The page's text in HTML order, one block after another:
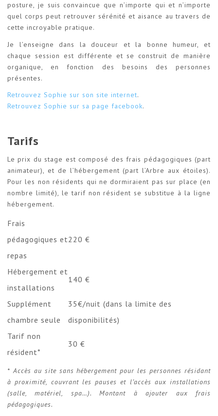
posture, je suis convaincue que n’importe qui et n’importe
quel corps peut retrouver sérénité et aisance au travers de
cette incroyable pratique.
Je l’enseigne dans la douceur et la bonne humeur, et
chaque session est différente et se construit de manière
organique, en fonction des besoins des personnes
présentes.
Retrouvez Sophie sur son site internet.
Retrouvez Sophie sur sa page facebook.
Tarifs
Le prix du stage est composé des frais pédagogiques (part
animateur), et de l’hébergement (part l’Arbre aux étoiles).
Pour les non résidents qui ne dormiraient pas sur place (en
nombre limité), le tarif non résident se substitue à la ligne
hébergement.
Frais
pédagogiques et
repas
220 €
Hébergement et
installations
140 €
Supplément
chambre seule
35€/nuit (dans la limite des
disponibilités)
Tarif non
résident*
30 €
* Accès au site sans hébergement pour les personnes résidant
à proximité, couvrant les pauses et l’accès aux installations
(salle, matériel, spa…). Montant à ajouter aux frais
pédagogiques.